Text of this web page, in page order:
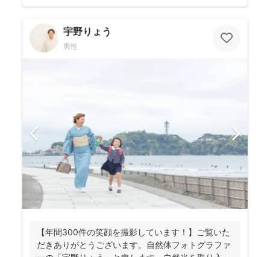
宇野りょう
男性
【年間300件の笑顔を撮影しています！】ご覧いた
だきありがとうございます。自然体フォトグラファ